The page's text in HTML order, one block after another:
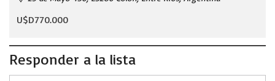
U$D770.000
Responder a la lista